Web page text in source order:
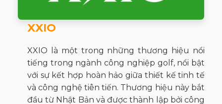
XXIO
XXIO là một trong những thương hiệu nổi
tiếng trong ngành công nghiệp golf, nổi bật
với sự kết hợp hoàn hảo giữa thiết kế tinh tế
và công nghệ tiên tiến. Thương hiệu này bắt
đầu từ Nhật Bản và được thành lập bởi công